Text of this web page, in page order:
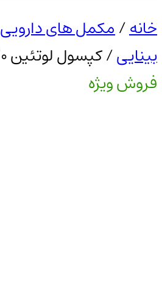
خانه/مکمل های دارویی
بینایی/ کپسول لوتئین 20 یوروویتال
فروش ویژه